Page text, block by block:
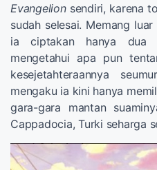
Evangelionsendiri, karena
sudah selesai. Memang
ia ciptakan hanya dua
mengetahui apa pun
kesejetahteraannya
mengaku ia kini hanya
gara-gara mantan
Cappadocia, Turki seharga